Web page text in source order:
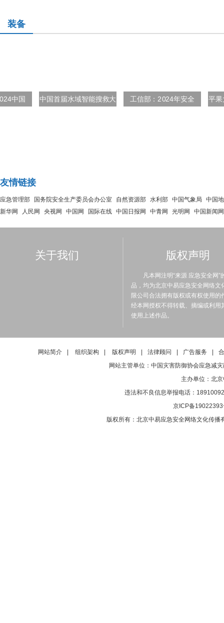
装备
中国首届水域智能搜救大 工信部：2024年安全 平果大队
友情链接
应急管理部 国务院安全生产委员会办公室 自然资源部 水利部 中国气象局
中国
新华网
人民网 央视网 中国网 国际在线 中国日报网 中青网 光明网 中国新闻网
关于我们 版权声明
凡本网注明“来源 应急安全网”
品，均为北京中易应急安全网络文
限公司合法拥有版权或有权使用的
经本网授权不得转载、摘编或利用
使用上述作品。
网站简介 组织架构 版权声明 法律顾问 广告服务
网站主管单位：中国灾害防御协会应急减
主办单位：北
违法和不良信息举报电话：
京ICP备19022393
版权所有：北京中易应急安全网络文化传